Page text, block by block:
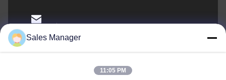
Электронная
Sales Manager
11:05 PM